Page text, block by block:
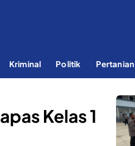
Kriminal Politik Pertanian
Kelas 1